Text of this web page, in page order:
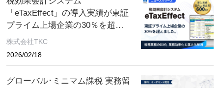
内
「eTaxEffect」の導入実績が東証
プライム上場企業の30％を超え
ました〜税務業務のDX化を後押
株式会社TKC
2026/02/18
グローバル･ミニマム課税 実務留